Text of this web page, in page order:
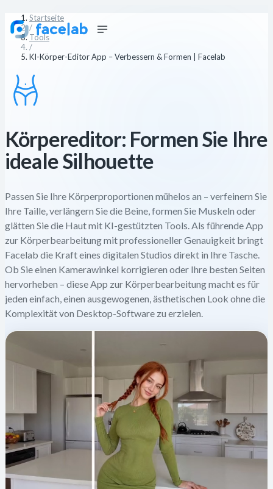
Startseite
/
Tools
/
KI-Körper-Editor App – Verbessern & Formen | Facelab
Körpereditor: Formen Sie Ihre
ideale Silhouette
Passen Sie Ihre Körperproportionen mühelos an – verfeinern Sie
Ihre Taille, verlängern Sie die Beine, formen Sie Muskeln oder
glätten Sie die Haut mit KI-gestützten Tools. Als führende App
zur Körperbearbeitung mit professioneller Genauigkeit bringt
Facelab die Kraft eines digitalen Studios direkt in Ihre Tasche.
Ob Sie einen Kamerawinkel korrigieren oder Ihre besten Seiten
hervorheben – diese App zur Körperbearbeitung macht es für
jeden einfach, einen ausgewogenen, ästhetischen Look ohne die
Komplexität von Desktop-Software zu erzielen.